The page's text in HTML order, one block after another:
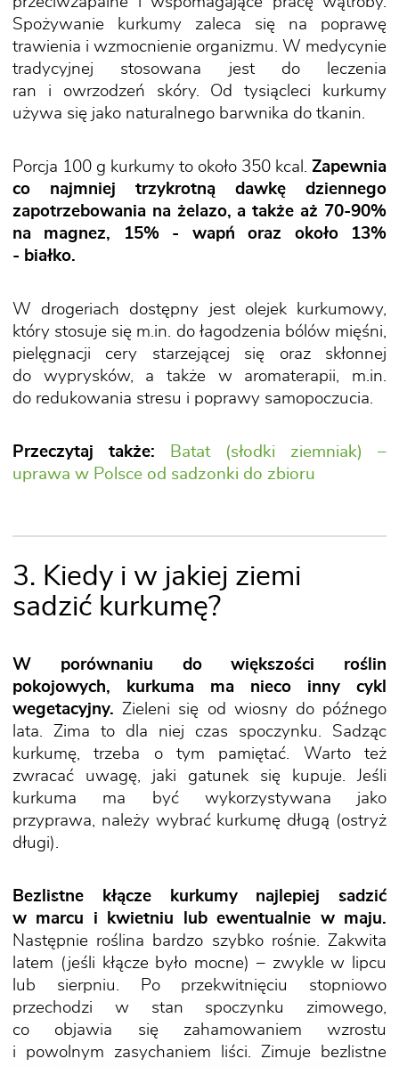
Spożywanie kurkumy zaleca się na poprawę
trawienia i wzmocnienie organizmu. W medycynie
tradycyjnej stosowana jest do leczenia
ran i owrzodzeń skóry. Od tysiącleci kurkumy
używa się jako naturalnego barwnika do tkanin.
Porcja 100 g kurkumy to około 350 kcal. Zapewnia
co najmniej trzykrotną dawkę dziennego
zapotrzebowania na żelazo, a także aż 70-90%
na magnez, 15% - wapń oraz około 13%
- białko.
W drogeriach dostępny jest olejek kurkumowy,
który stosuje się m.in. do łagodzenia bólów mięśni,
pielęgnacji cery starzejącej się oraz skłonnej
do wyprysków, a także w aromaterapii, m.in.
do redukowania stresu i poprawy samopoczucia.
Przeczytaj także:
Batat (słodki ziemniak) –
uprawa w Polsce od sadzonki do zbioru
3. Kiedy i w jakiej ziemi
sadzić kurkumę?
W porównaniu do większości roślin
pokojowych, kurkuma ma nieco inny cykl
wegetacyjny. Zieleni się od wiosny do późnego
lata. Zima to dla niej czas spoczynku. Sadząc
kurkumę, trzeba o tym pamiętać. Warto też
zwracać uwagę, jaki gatunek się kupuje. Jeśli
kurkuma ma być wykorzystywana jako
przyprawa, należy wybrać kurkumę długą (ostryż
długi).
Bezlistne kłącze kurkumy najlepiej sadzić
w marcu i kwietniu lub ewentualnie w maju.
Następnie roślina bardzo szybko rośnie. Zakwita
latem (jeśli kłącze było mocne) – zwykle w lipcu
lub sierpniu. Po przekwitnięciu stopniowo
przechodzi w stan spoczynku zimowego,
co objawia się zahamowaniem wzrostu
i powolnym zasychaniem liści. Zimuje bezlistne